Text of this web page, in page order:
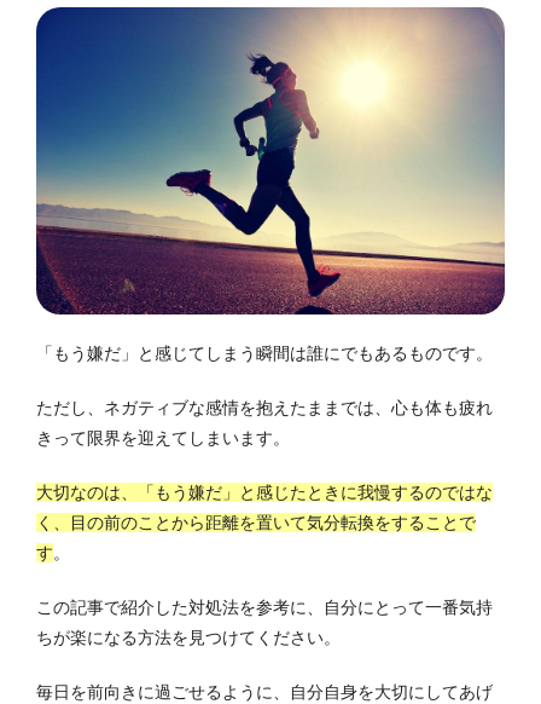
「もう嫌だ」と感じてしまう瞬間は誰にでもあるものです。
ただし、ネガティブな感情を抱えたままでは、心も体も疲れ
きって限界を迎えてしまいます。
大切なのは、「もう嫌だ」と感じたときに我慢するのではな
く、目の前のことから距離を置いて気分転換をすることで
す。
この記事で紹介した対処法を参考に、自分にとって一番気持
ちが楽になる方法を見つけてください。
毎日を前向きに過ごせるように、自分自身を大切にしてあげ